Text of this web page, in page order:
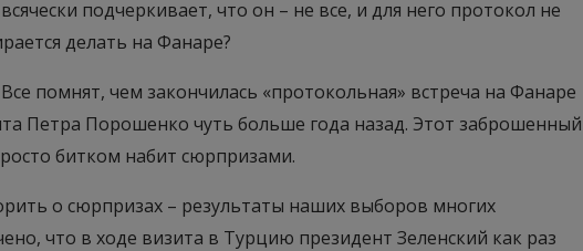
подчеркивает, что он – не все, и для него протокол не
делать на Фанаре?
помнят, чем закончилась «протокольная» встреча на Фанаре
Петра Порошенко чуть больше года назад. Этот заброшенный
битком набит сюрпризами.
о сюрпризах – результаты наших выборов многих
что в ходе визита в Турцию президент Зеленский как раз